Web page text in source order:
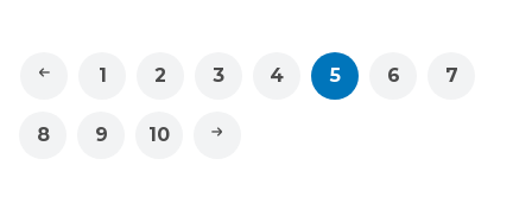
1 2 3 4 5 6 7
8 9 10